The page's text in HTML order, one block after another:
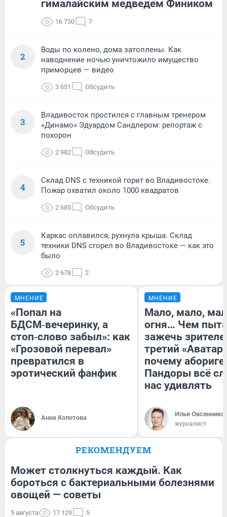
гималайским медведем Фиником
16 730 7
2
Воды по колено, дома затоплены. Как
наводнение ночью уничтожило имущество
приморцев — видео
3 651 Обсудить
3
Владивосток простился с главным тренером
«Динамо» Эдуардом Сандлером: репортаж с
похорон
2 982 Обсудить
4
Склад DNS с техникой горит во Владивостоке.
Пожар охватил около 1000 квадратов
2 685 Обсудить
5
Каркас оплавился, рухнула крыша. Склад
техники DNS сгорел во Владивостоке — как это
было
2 678 2
МНЕНИЕ
«Попал на
БДСМ‑вечеринку, а
стоп‑слово забыл»: как
«Грозовой перевал»
превратился в
эротический фанфик
Анна Колотова
МНЕНИЕ
Мало, мало,
огня… Чем
зажечь
третий
почему
Пандоры всё
нас удивлять
Илья
журналист
РЕКОМЕНДУЕМ
Может столкнуться каждый. Как
бороться с бактериальными болезнями
овощей — советы
5 августа 17 129 5